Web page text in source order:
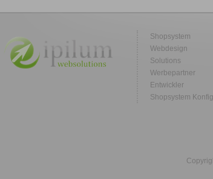
Shopsystem
Webdesign
Solutions
Werbepartner
Entwickler
Shopsystem